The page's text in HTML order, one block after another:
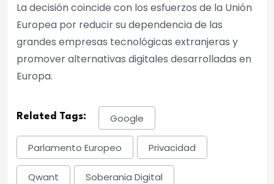
La decisión coincide con los esfuerzos de la Unión
Europea por reducir su dependencia de las
grandes empresas tecnológicas extranjeras y
promover alternativas digitales desarrolladas en
Europa.
Related Tags: Google
Parlamento Europeo Privacidad
Qwant Soberania Digital